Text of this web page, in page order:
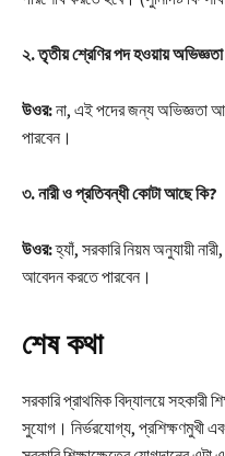
২. তৃতীয় শ্রেণির পদ হওয়ায় অভিজ্ঞতা
উওর:না, এই পদের জন্য অভিজ্ঞতা
পারবেন।
৩. নারী ও প্রতিবন্ধী কোটা আছে কি?
উওর:হ্যাঁ, সরকারি নিয়ম অনুযায়ী
আবেদন করতে পারবেন।
শেষ কথা
সরকারি প্রাথমিক বিদ্যালয়ে সহকারী
সুযোগ। নির্ভরযোগ্য, প্রশিক্ষণমুখী এবং